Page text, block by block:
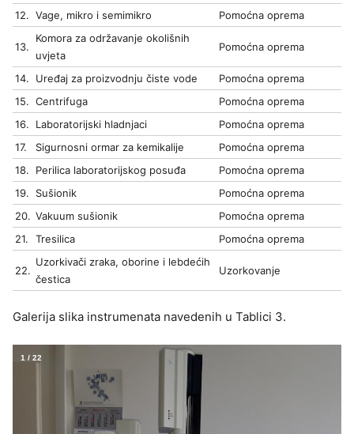
12. Vage, mikro i semimikro Pomoćna oprema
13.
Komora za održavanje okolišnih
uvjeta
Pomoćna oprema
14. Uređaj za proizvodnju čiste vode
Pomoćna oprema
15. Centrifuga
Pomoćna oprema
16.
Laboratorijski hladnjaci
Pomoćna oprema
17.
Sigurnosni ormar za kemikalije
Pomoćna oprema
18.
Perilica laboratorijskog posuđa
Pomoćna oprema
19.
Sušionik
Pomoćna oprema
20. Vakuum sušionik
Pomoćna oprema
21.
Tresilica Pomoćna oprema
22.
Uzorkivači zraka, oborine i lebdećih
čestica
Uzorkovanje
Galerija slika instrumenata navedenih u Tablici 3.
1 / 22